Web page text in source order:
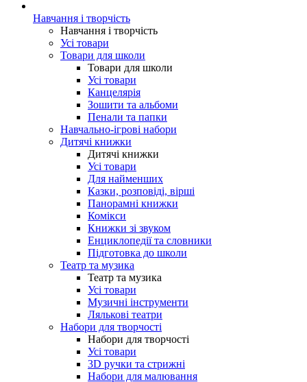
Навчання і творчість
Навчання і творчість
Усі товари
Товари для школи
Товари для школи
Усі товари
Канцелярія
Зошити та альбоми
Пенали та папки
Навчально-ігрові набори
Дитячі книжки
Дитячі книжки
Усі товари
Для найменших
Казки, розповіді, вірші
Панорамні книжки
Комікси
Книжки зі звуком
Енциклопедії та словники
Підготовка до школи
Театр та музика
Театр та музика
Усі товари
Музичні інструменти
Лялькові театри
Набори для творчості
Набори для творчості
Усі товари
3D ручки та стрижні
Набори для малювання